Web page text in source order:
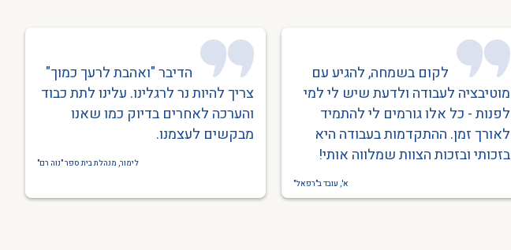
לקום בשמחה, להגיע עם
מוטיבציה לעבודה ולדעת שיש לי למי
לפנות - כל אלו גורמים לי להתמיד
לאורך זמן. ההתקדמות בעבודה היא
בזכותי ובזכות הצוות שמלווה אותי!
א', עובד ב"רפאל"
הדיבר "ואהבת לרעך כמוך"
צריך להיות נר לרגלינו. עלינו לתת כבוד
והערכה לאחרים בדיוק כמו שאנו
מבקשים לעצמנו.
לימור, מנהלת בית ספר "נוה רם"